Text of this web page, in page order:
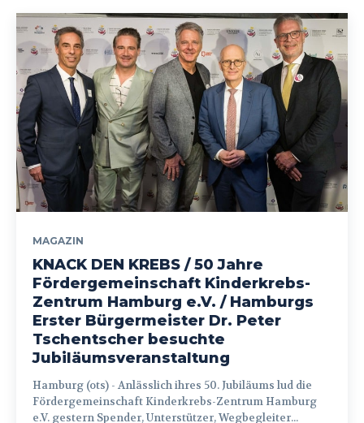
MAGAZIN
KNACK DEN KREBS / 50 Jahre
Fördergemeinschaft Kinderkrebs-
Zentrum Hamburg e.V. / Hamburgs
Erster Bürgermeister Dr. Peter
Tschentscher besuchte
Jubiläumsveranstaltung
Hamburg (ots) - Anlässlich ihres 50. Jubiläums lud die
Fördergemeinschaft Kinderkrebs-Zentrum Hamburg
e.V. gestern Spender, Unterstützer, Wegbegleiter...